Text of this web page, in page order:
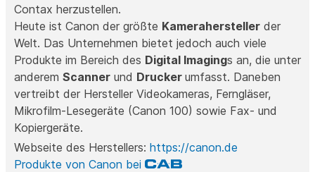
Contax herzustellen.
Heute ist Canon der größte Kamerahersteller der
Welt. Das Unternehmen bietet jedoch auch viele
Produkte im Bereich des Digital Imagings an, die unter
anderem Scanner und Drucker umfasst. Daneben
vertreibt der Hersteller Videokameras, Ferngläser,
Mikrofilm-Lesegeräte (Canon 100) sowie Fax- und
Kopiergeräte.
Webseite des Herstellers: https://canon.de
Produkte von Canon bei